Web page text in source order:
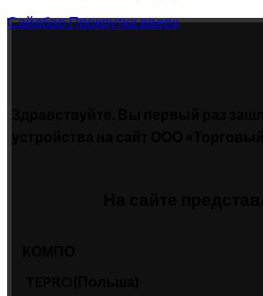
СайдбарПрокрутка вверх
На сайте